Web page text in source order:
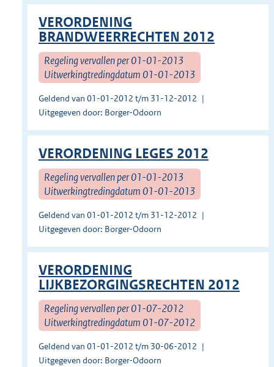
VERORDENING
BRANDWEERRECHTEN 2012
Regeling vervallen per 01-01-2013
Uitwerkingtredingdatum 01-01-2013
Geldend van 01-01-2012 t/m 31-12-2012
Uitgegeven door: Borger-Odoorn
VERORDENING LEGES 2012
Regeling vervallen per 01-01-2013
Uitwerkingtredingdatum 01-01-2013
Geldend van 01-01-2012 t/m 31-12-2012
Uitgegeven door: Borger-Odoorn
VERORDENING
LIJKBEZORGINGSRECHTEN 2012
Regeling vervallen per 01-07-2012
Uitwerkingtredingdatum 01-07-2012
Geldend van 01-01-2012 t/m 30-06-2012
Uitgegeven door: Borger-Odoorn